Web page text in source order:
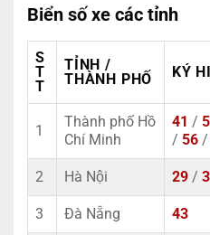
Biển số xe các tỉnh
S
T
T
TỈNH /
THÀNH PHỐ
KÝ
1
Thành phố Hồ
Chí Minh
41 /
/ 56 /
2 Hà Nội 29 /
3 Đà Nẵng 43